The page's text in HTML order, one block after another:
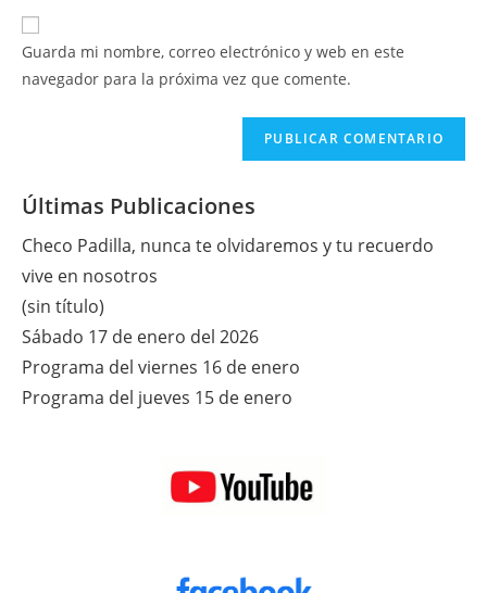
para
comentar
electrónico
para
comentar
URL
de
Guarda mi nombre, correo electrónico y web en este
navegador para la próxima vez que comente.
Últimas Publicaciones
Checo Padilla, nunca te olvidaremos y tu recuerdo
vive en nosotros
(sin título)
Sábado 17 de enero del 2026
Programa del viernes 16 de enero
Programa del jueves 15 de enero